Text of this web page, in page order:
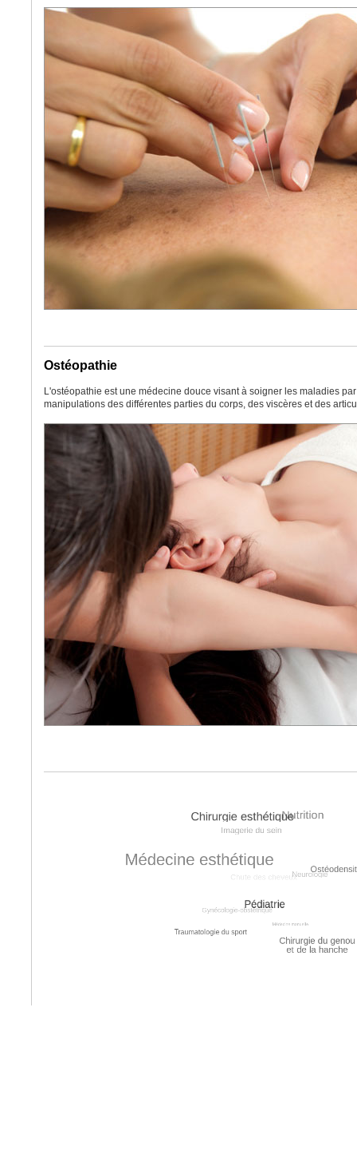
Ostéopathie
L'ostéopathie est une médecine douce visant à soigner les maladies
manipulations des différentes parties du corps, des viscères et des